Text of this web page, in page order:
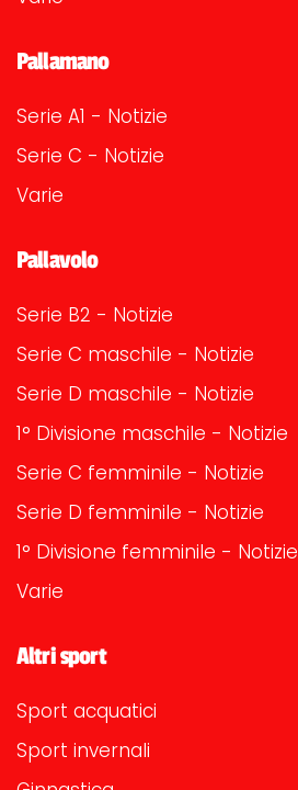
Pallamano
Serie A1 - Notizie
Serie C - Notizie
Varie
Pallavolo
Serie B2 - Notizie
Serie C maschile - Notizie
Serie D maschile - Notizie
1° Divisione maschile - Notizie
Serie C femminile - Notizie
Serie D femminile - Notizie
1° Divisione femminile - Notizie
Varie
Altri sport
Sport acquatici
Sport invernali